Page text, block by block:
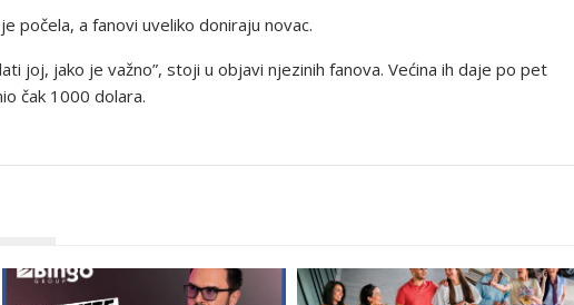
počela, a fanovi uveliko doniraju novac.
joj, jako je važno”, stoji u objavi njezinih fanova. Većina ih daje po pet
čak 1000 dolara.